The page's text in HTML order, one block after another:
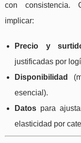
con consistencia.
implicar:
Precio y
justificadas por
Disponibilidad
esencial).
Datos para
elasticidad por